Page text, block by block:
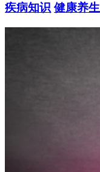
疾病知识 健康养生